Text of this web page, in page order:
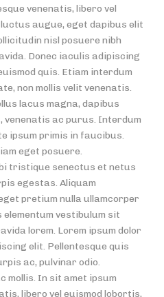
venenatis, libero vel
augue, eget dapibus elit
nisl posuere nibh
Donec iaculis adipiscing
quis. Etiam interdum
non mollis velit venenatis.
lacus magna, dapibus
venenatis ac purus. Interdum
ipsum primis in faucibus.
eget posuere.
tristique senectus et netus
egestas. Aliquam
pretium nulla ullamcorper
elementum vestibulum sit
lorem. Lorem ipsum dolor
elit. Pellentesque quis
ac, pulvinar odio.
mollis. In sit amet ipsum
libero vel euismod lobortis,